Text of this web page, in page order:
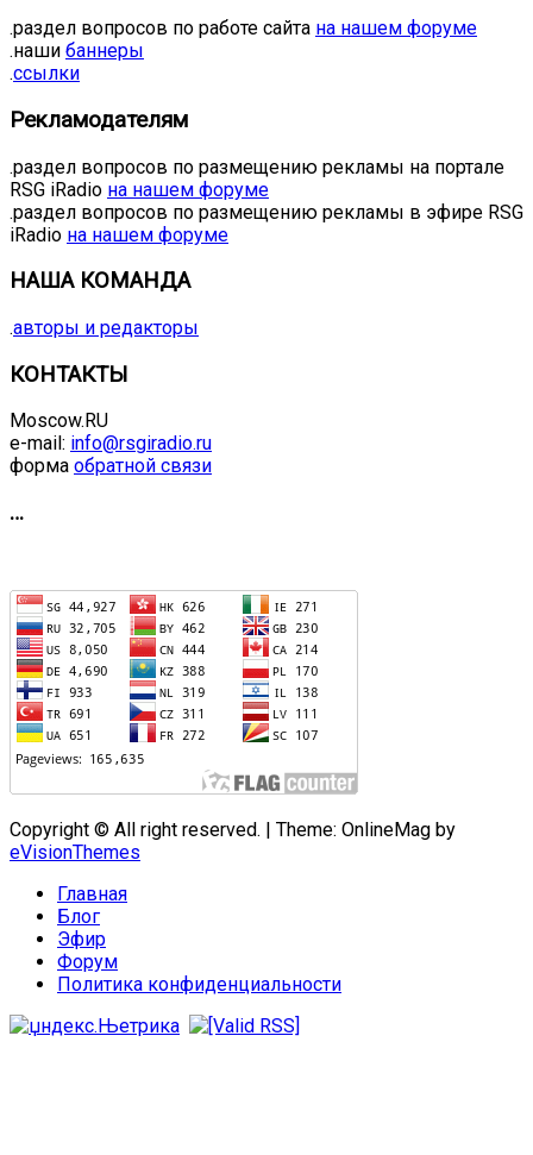
.раздел вопросов по работе сайта на нашем форуме
.наши баннеры
.ссылки
Рекламодателям
.раздел вопросов по размещению рекламы на портале
RSG iRadio на нашем форуме
.раздел вопросов по размещению рекламы в эфире RSG
iRadio на нашем форуме
НАША КОМАНДА
.авторы и редакторы
КОНТАКТЫ
Moscow.RU
e-mail: info@rsgiradio.ru
форма обратной связи
…
Copyright © All right reserved. | Theme: OnlineMag by
eVisionThemes
Главная
Блог
Эфир
Форум
Политика конфиденциальности